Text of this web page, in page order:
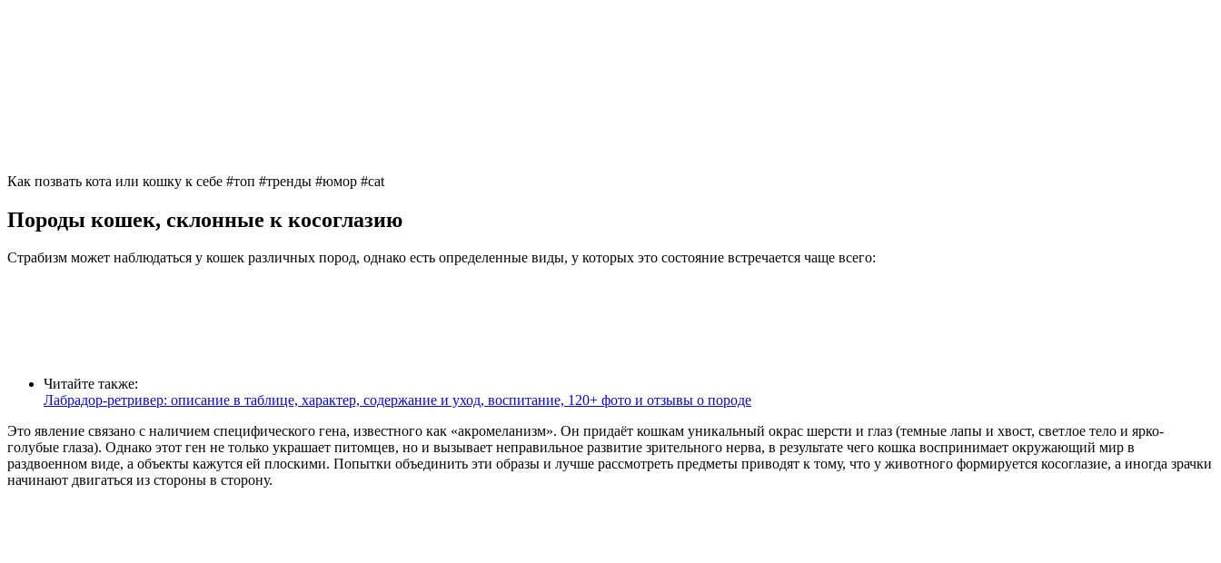
Как позвать кота или кошку к себе #топ #тренды #юмор #cat
Породы кошек, склонные к косоглазию
Страбизм может наблюдаться у кошек различных пород, однако есть определенные виды, у которых это состояние встречается чаще всего:
Читайте также:
Лабрадор-ретривер: описание в таблице, характер, содержание и уход, воспитание, 120+ фото и отзывы о породе
Это явление связано с наличием специфического гена, известного как «акромеланизм». Он придаёт кошкам уникальный окрас шерсти и глаз (темные лапы и хвост, светлое тело и ярко-
голубые глаза). Однако этот ген не только украшает питомцев, но и вызывает неправильное развитие зрительного нерва, в результате чего кошка воспринимает окружающий мир в
раздвоенном виде, а объекты кажутся ей плоскими. Попытки объединить эти образы и лучше рассмотреть предметы приводят к тому, что у животного формируется косоглазие, а иногда зрачки
начинают двигаться из стороны в сторону.